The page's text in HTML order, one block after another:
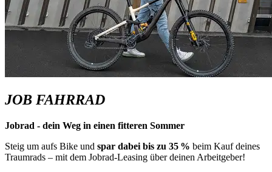
JOB FAHRRAD
Jobrad - dein Weg in einen fitteren Sommer
Steig um aufs Bike und spar dabei bis zu 35 % beim Kauf deines
Traumrads – mit dem Jobrad-Leasing über deinen Arbeitgeber!